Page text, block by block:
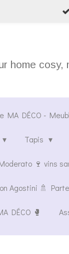
home cosy,
MA DÉCO -
Tapis
🍷 vins
Agostini 🚿
DÉCO 🥊